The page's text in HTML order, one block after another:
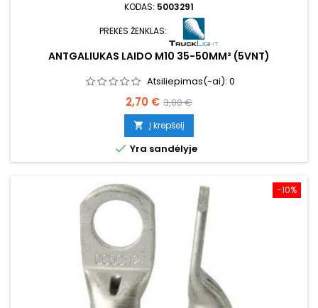
KODAS: 5003291
PREKĖS ŽENKLAS:
ANTGALIUKAS LAIDO M10 35-50MM² (5VNT)
Atsiliepimas(-ai): 0
Kaina
2,70 € Bazinė
kaina
3,00 €
 Į krepšelį
 Yra sandėlyje
−10%